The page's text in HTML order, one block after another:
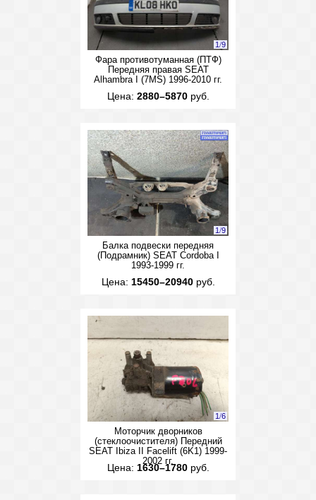
1/9
Фара противотуманная (ПТФ)
Передняя правая SEAT
Alhambra I (7MS) 1996-2010 гг.
Цена: 2880–5870руб.
1/9
Балка подвески передняя
(Подрамник) SEAT Cordoba I
1993-1999 гг.
Цена: 15450–20940руб.
1/6
Моторчик дворников
(стеклоочистителя) Передний
SEAT Ibiza II Facelift (6K1) 1999-
2002 гг.
Цена: 1630–1780руб.